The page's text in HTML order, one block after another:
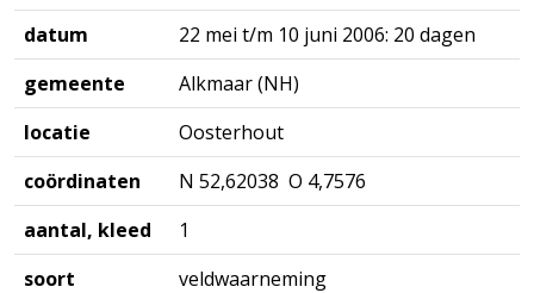
datum
22 mei t/m 10 juni 2006: 20 dagen
gemeente
Alkmaar (NH)
locatie
Oosterhout
coördinaten
N 52,62038 O 4,7576
aantal, kleed
1
soort
veldwaarneming